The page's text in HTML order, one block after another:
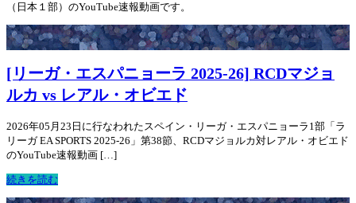
（日本１部）のYouTube速報動画です。
[リーガ・エスパニョーラ 2025-26] RCDマジョ
ルカ vs レアル・オビエド
2026年05月23日に行なわれたスペイン・リーガ・エスパニョーラ1部「ラ
リーガ EA SPORTS 2025-26」第38節、RCDマジョルカ対レアル・オビエド
のYouTube速報動画 […]
続きを読む